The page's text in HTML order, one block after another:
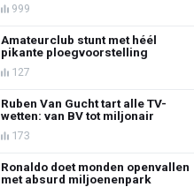
999
Amateurclub stunt met héél
pikante ploegvoorstelling
127
Ruben Van Gucht tart alle TV-
wetten: van BV tot miljonair
173
Ronaldo doet monden openvallen
met absurd miljoenenpark